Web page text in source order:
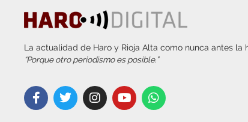
La actualidad de Haro y Rioja Alta como nunca antes la
“Porque otro periodismo es posible.”